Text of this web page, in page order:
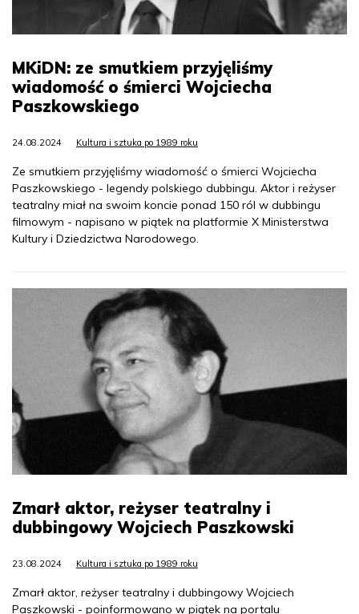
MKiDN: ze smutkiem przyjęliśmy
wiadomość o śmierci Wojciecha
Paszkowskiego
24.08.2024 Kultura i sztuka po 1989 roku
Ze smutkiem przyjęliśmy wiadomość o śmierci Wojciecha
Paszkowskiego - legendy polskiego dubbingu. Aktor i reżyser
teatralny miał na swoim koncie ponad 150 ról w dubbingu
filmowym - napisano w piątek na platformie X Ministerstwa
Kultury i Dziedzictwa Narodowego.
Zmarł aktor, reżyser teatralny i
dubbingowy Wojciech Paszkowski
23.08.2024 Kultura i sztuka po 1989 roku
Zmarł aktor, reżyser teatralny i dubbingowy Wojciech
Paszkowski - poinformowano w piątek na portalu